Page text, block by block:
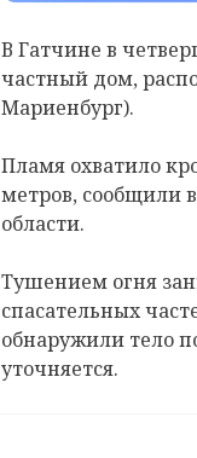
В Гатчине в
частный дом,
Мариенбург).
Пламя охватило
метров, сообщили
области.
Тушением огня
спасательных
обнаружили тело
уточняется.